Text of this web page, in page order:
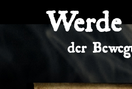
Werde
der